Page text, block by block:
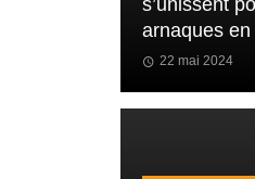
s’unissent
arnaques
22 mai 2024